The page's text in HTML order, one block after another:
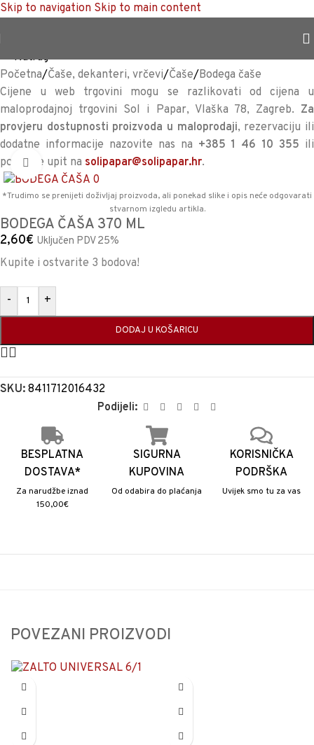
Skip to navigation Skip to main content
<<Natrag
Početna/Čaše, dekanteri, vrčevi/Čaše/Bodega čaše
Cijene u web trgovini mogu se razlikovati od cijena u
maloprodajnoj trgovini Sol i Papar, Vlaška 78, Zagreb. Za
provjeru dostupnosti proizvoda u maloprodaji, rezervaciju ili
dodatne informacije nazovite nas na +385 1 46 10 355 ili
pošaljite upit na solipapar@solipapar.hr.
Povećaj sliku
*Trudimo se prenijeti doživljaj proizvoda, ali ponekad slike i opis neće odgovarati
stvarnom izgledu artikla.
BODEGA ČAŠA 370 ML
2,60€ Uključen PDV 25%
Kupite i ostvarite 3 bodova!
- +
DODAJ U KOŠARICU
SKU: 8411712016432
Podijeli:
BESPLATNA
DOSTAVA*
Za narudžbe iznad
150,00€
SIGURNA
KUPOVINA
Od odabira do plaćanja
KORISNIČKA
PODRŠKA
Uvijek smo tu za vas
POVEZANI PROIZVODI